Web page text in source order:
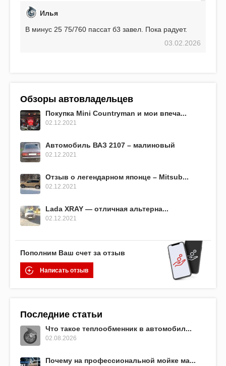
Илья
В минус 25 75/760 пассат б3 завел. Пока радует.
03.02.2026
Обзоры автовладельцев
Покупка Mini Countryman и мои впеча...
02.12.2021
Автомобиль ВАЗ 2107 – малиновый
02.12.2021
Отзыв о легендарном японце – Mitsub...
02.12.2021
Lada XRAY — отличная альтерна...
02.12.2021
Пополним Ваш счет за отзыв
Написать отзыв
Последние статьи
Что такое теплообменник в автомобил...
02.08.2026
Почему на профессиональной мойке ма...